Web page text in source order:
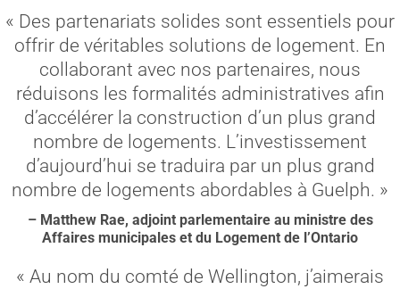
« Des partenariats solides sont essentiels pour
offrir de véritables solutions de logement. En
collaborant avec nos partenaires, nous
réduisons les formalités administratives afin
d’accélérer la construction d’un plus grand
nombre de logements. L’investissement
d’aujourd’hui se traduira par un plus grand
nombre de logements abordables à Guelph. »
– Matthew Rae, adjoint parlementaire au ministre des
Affaires municipales et du Logement de l’Ontario
« Au nom du comté de Wellington, j’aimerais